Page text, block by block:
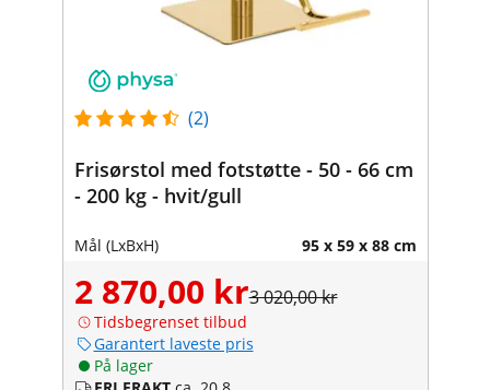
(2)
Frisørstol med fotstøtte - 50 - 66 cm
- 200 kg - hvit/gull
Mål (LxBxH) 95 x 59 x 88 cm
2 870,00 kr3 020,00 kr
Tidsbegrenset tilbud
Garantert laveste pris
På lager